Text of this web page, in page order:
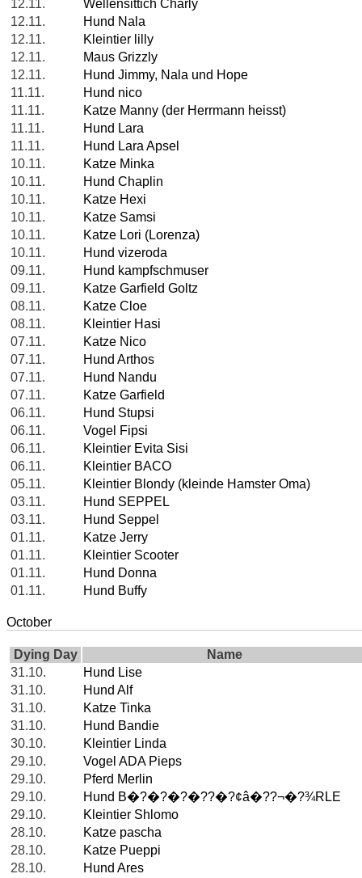
12.11.
Wellensittich Charly
12.11.
Hund Nala
12.11.
Kleintier lilly
12.11.
Maus Grizzly
12.11.
Hund Jimmy, Nala und Hope
11.11.
Hund nico
11.11.
Katze Manny (der Herrmann heisst)
11.11.
Hund Lara
11.11.
Hund Lara Apsel
10.11.
Katze Minka
10.11.
Hund Chaplin
10.11.
Katze Hexi
10.11.
Katze Samsi
10.11.
Katze Lori (Lorenza)
10.11.
Hund vizeroda
09.11.
Hund kampfschmuser
09.11.
Katze Garfield Goltz
08.11.
Katze Cloe
08.11.
Kleintier Hasi
07.11.
Katze Nico
07.11.
Hund Arthos
07.11.
Hund Nandu
07.11.
Katze Garfield
06.11.
Hund Stupsi
06.11.
Vogel Fipsi
06.11.
Kleintier Evita Sisi
06.11.
Kleintier BACO
05.11.
Kleintier Blondy (kleinde Hamster Oma)
03.11.
Hund SEPPEL
03.11.
Hund Seppel
01.11.
Katze Jerry
01.11.
Kleintier Scooter
01.11.
Hund Donna
01.11.
Hund Buffy
October
Dying Day
Name
31.10.
Hund Lise
31.10.
Hund Alf
31.10.
Katze Tinka
31.10.
Hund Bandie
30.10.
Kleintier Linda
29.10.
Vogel ADA Pieps
29.10.
Pferd Merlin
29.10.
Hund B�?�?�?�??�?¢â�??¬�?¾RLE
29.10.
Kleintier Shlomo
28.10.
Katze pascha
28.10.
Katze Pueppi
28.10.
Hund Ares